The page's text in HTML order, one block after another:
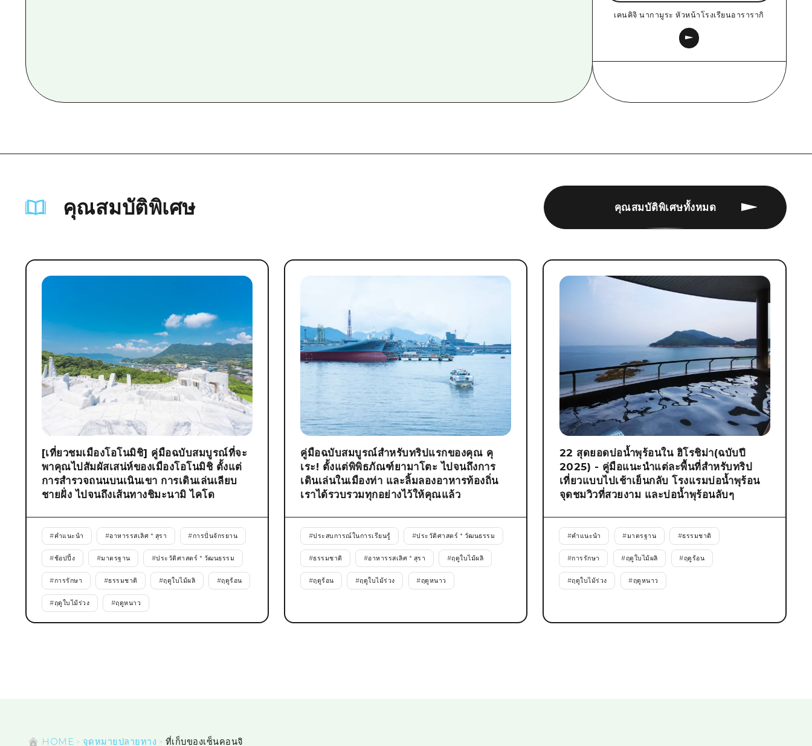
เคนคิจิ นากามูระ หัวหน้าโรงเรียนอารารากิ
คุณสมบัติพิเศษ คุณสมบัติพิเศษทั้งหมด
[เที่ยวชมเมืองโอโนมิชิ] คู่มือฉบับสมบูรณ์ที่จะ
พาคุณไปสัมผัสเสน่ห์ของเมืองโอโนมิชิ ตั้งแต่
การสำรวจถนนบนเนินเขา การเดินเล่นเลียบ
ชายฝั่ง ไปจนถึงเส้นทางชิมะนามิ ไคโด
#คำแนะนำ #อาหารรสเลิศ * สุรา #การปั่นจักรยาน
#ช้อปปิ้ง #มาตรฐาน #ประวัติศาสตร์ * วัฒนธรรม
#การรักษา #ธรรมชาติ #ฤดูใบไม้ผลิ #ฤดูร้อน
#ฤดูใบไม้ร่วง #ฤดูหนาว
คู่มือฉบับสมบูรณ์สำหรับทริปแรกของคุณ คุ
เระ! ตั้งแต่พิพิธภัณฑ์ยามาโตะ ไปจนถึงการ
เดินเล่นในเมืองท่า และลิ้มลองอาหารท้องถิ่น
เราได้รวบรวมทุกอย่างไว้ให้คุณแล้ว
#ประสบการณ์ในการเรียนรู้ #ประวัติศาสตร์ * วัฒนธรรม
#ธรรมชาติ #อาหารรสเลิศ * สุรา #ฤดูใบไม้ผลิ
#ฤดูร้อน #ฤดูใบไม้ร่วง #ฤดูหนาว
22 สุดยอดบ่อน้ำพุร้อนใน ฮิโรชิม่า(ฉบับปี
2025) - คู่มือแนะนำแต่ละพื้นที่สำหรับทริป
เที่ยวแบบไปเช้าเย็นกลับ โรงแรมบ่อน้ำพุร้อน
จุดชมวิวที่สวยงาม และบ่อน้ำพุร้อนลับๆ
#คำแนะนำ #มาตรฐาน #ธรรมชาติ
#การรักษา #ฤดูใบไม้ผลิ #ฤดูร้อน
#ฤดูใบไม้ร่วง #ฤดูหนาว
HOME จุดหมายปลายทาง ที่เก็บของเซ็นคอนจิ